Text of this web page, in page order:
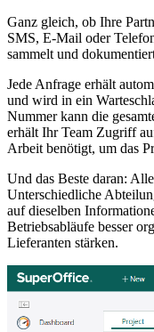
Ganz gleich, ob Ihre
SMS, E-Mail oder
sammelt und
Jede Anfrage erhält
und wird in ein
Nummer kann die
erhält Ihr Team Zugriff
Arbeit benötigt, um das
Und das Beste daran:
Unterschiedliche
auf dieselben
Betriebsabläufe besser
Lieferanten stärken.